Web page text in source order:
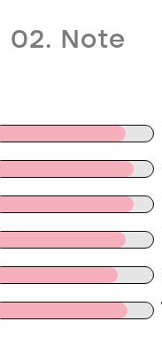
02. Note